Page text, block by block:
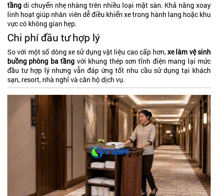
tầng di chuyển nhẹ nhàng trên nhiều loại mặt sàn. Khả năng xoay
linh hoạt giúp nhân viên dễ điều khiển xe trong hành lang hoặc khu
vực có không gian hẹp.
Chi phí đầu tư hợp lý
So với một số dòng xe sử dụng vật liệu cao cấp hơn,xe làm vệ sinh
buồng phòng ba tầng với khung thép sơn tĩnh điện mang lại mức
đầu tư hợp lý nhưng vẫn đáp ứng tốt nhu cầu sử dụng tại khách
sạn, resort, nhà nghỉ và căn hộ dịch vụ.